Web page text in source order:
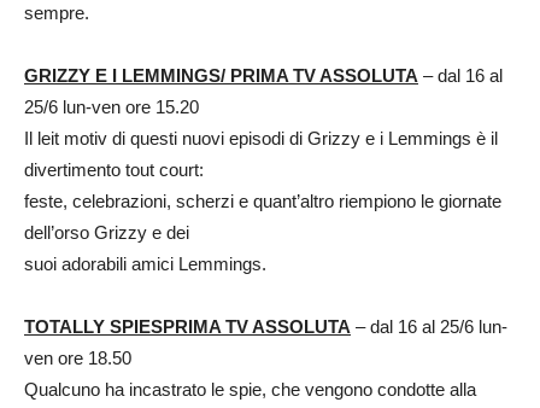
sempre.
GRIZZY E I LEMMINGS/ PRIMA TV ASSOLUTA – dal 16 al
25/6 lun-ven ore 15.20
Il leit motiv di questi nuovi episodi di Grizzy e i Lemmings è il
divertimento tout court:
feste, celebrazioni, scherzi e quant’altro riempiono le giornate
dell’orso Grizzy e dei
suoi adorabili amici Lemmings.
TOTALLY SPIESPRIMA TV ASSOLUTA – dal 16 al 25/6 lun-
ven ore 18.50
Qualcuno ha incastrato le spie, che vengono condotte alla